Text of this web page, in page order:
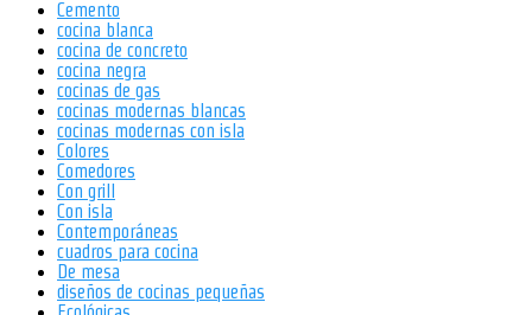
Cemento
cocina blanca
cocina de concreto
cocina negra
cocinas de gas
cocinas modernas blancas
cocinas modernas con isla
Colores
Comedores
Con grill
Con isla
Contemporáneas
cuadros para cocina
De mesa
diseños de cocinas pequeñas